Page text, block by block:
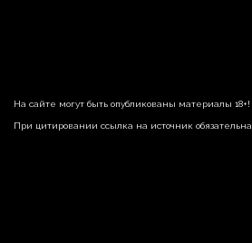
На сайте могут быть опубликованы материалы 18+!
При цитировании ссылка на источник обязательна.